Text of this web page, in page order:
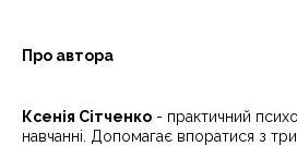
Про автора
Ксенія Сітченко - практичний
навчанні. Допомагає впоратися з